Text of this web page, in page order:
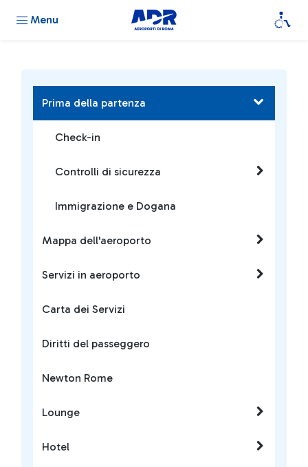
Menu
Prima della partenza
Check-in
Controlli di sicurezza
Immigrazione e Dogana
Mappa dell'aeroporto
Servizi in aeroporto
Carta dei Servizi
Diritti del passeggero
Newton Rome
Lounge
Hotel